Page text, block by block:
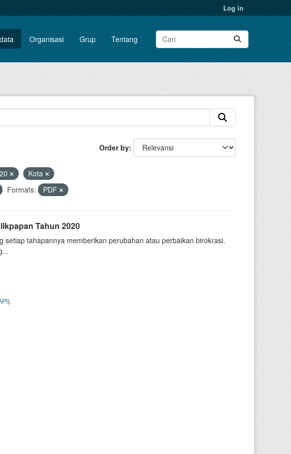
Log in
Organisasi Grup Tentang
Order by
Kota
Formats: PDF
Tahun 2020
tahapannya memberikan perubahan atau perbaikan birokrasi.
).